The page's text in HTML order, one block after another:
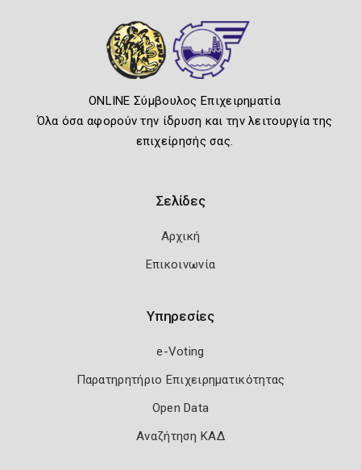
ONLINE Σύμβουλος Επιχειρηματία
Όλα όσα αφορούν την ίδρυση και την λειτουργία της
επιχείρησής σας.
Σελίδες
Αρχική
Επικοινωνία
Υπηρεσίες
e-Voting
Παρατηρητήριο Επιχειρηματικότητας
Open Data
Αναζήτηση ΚΑΔ